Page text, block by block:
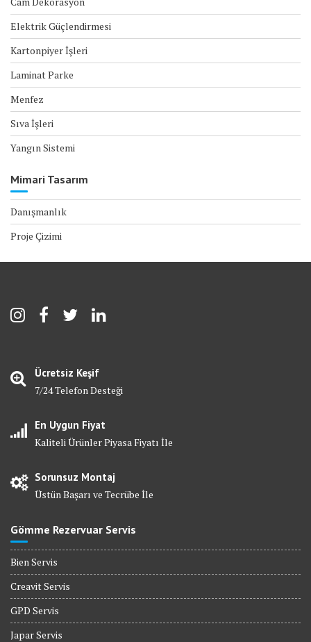
Elektrik Güçlendirmesi
Kartonpiyer İşleri
Laminat Parke
Menfez
Sıva İşleri
Yangın Sistemi
Mimari Tasarım
Danışmanlık
Proje Çizimi
Ücretsiz Keşif
7/24 Telefon Desteği
En Uygun Fiyat
Kaliteli Ürünler Piyasa Fiyatı İle
Sorunsuz Montaj
Üstün Başarı ve Tecrübe İle
Gömme Rezervuar Servis
Bien Servis
Creavit Servis
GPD Servis
Japar Servis